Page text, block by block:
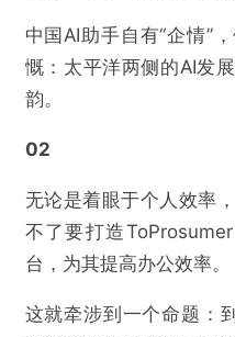
中国AI助手自有“企情”
慨：太平洋两侧的AI发
韵。
02
无论是着眼于个人效率
不了要打造
台，为其提高办公效率。
这就牵涉到一个命题：